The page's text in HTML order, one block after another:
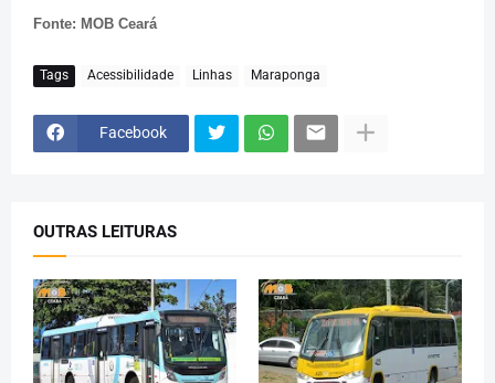
Fonte: MOB Ceará
Tags Acessibilidade Linhas Maraponga
Facebook
OUTRAS LEITURAS